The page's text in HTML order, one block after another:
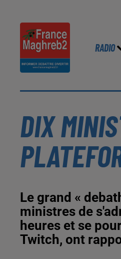
RADIO
DIX
Le grand «
ministres de
heures et se
Twitch, ont